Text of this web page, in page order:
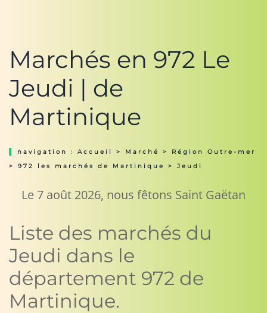
Marchés en 972 Le
Jeudi | de
Martinique
navigation : Accueil > Marché > Région Outre-mer
> 972 les marchés de Martinique > Jeudi
Le 7 août 2026, nous fêtons Saint Gaëtan
Liste des marchés du
Jeudi dans le
département 972 de
Martinique.